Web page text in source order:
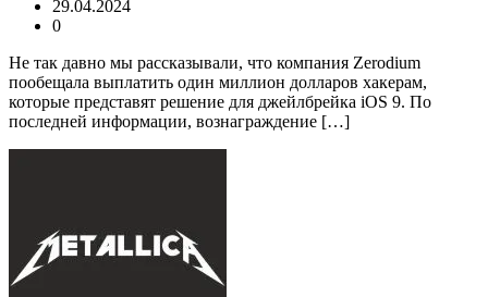
29.04.2024
0
Не так давно мы рассказывали, что компания Zerodium
пообещала выплатить один миллион долларов хакерам,
которые представят решение для джейлбрейка iOS 9. По
последней информации, вознаграждение […]